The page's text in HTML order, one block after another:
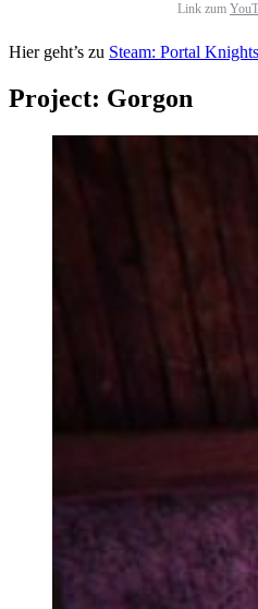
Link zum
Hier geht’s zu Steam: Portal
Project: Gorgon